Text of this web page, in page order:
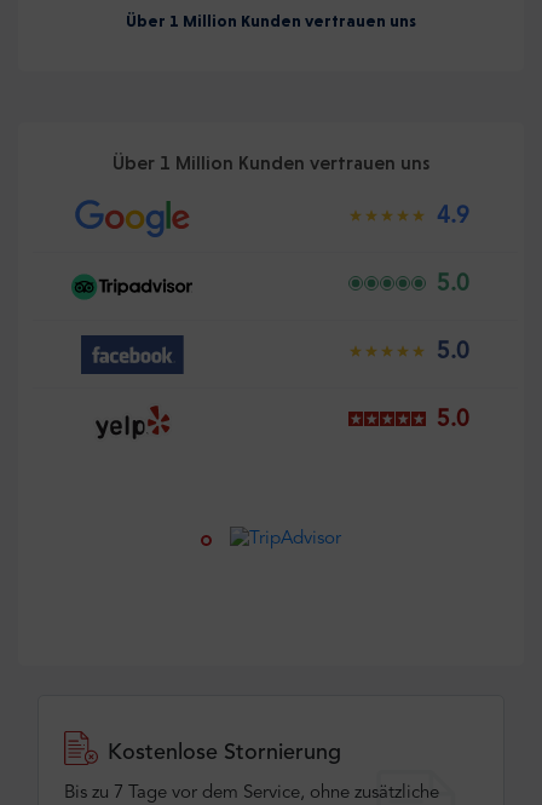
Über 1 Million Kunden vertrauen uns
Über 1 Million Kunden vertrauen uns
4.9
5.0
5.0
5.0
Kostenlose Stornierung
Bis zu 7 Tage vor dem Service, ohne zusätzliche